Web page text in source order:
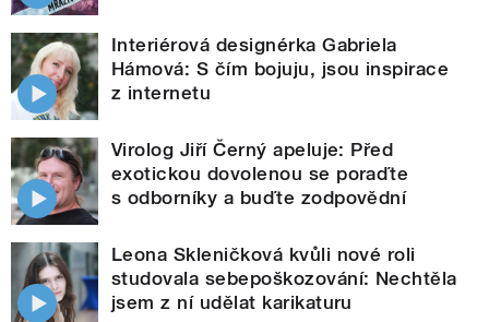
Interiérová designérka Gabriela
Hámová: S čím bojuju, jsou inspirace
z internetu
Virolog Jiří Černý apeluje: Před
exotickou dovolenou se poraďte
s odborníky a buďte zodpovědní
Leona Skleničková kvůli nové roli
studovala sebepoškozování: Nechtěla
jsem z ní udělat karikaturu